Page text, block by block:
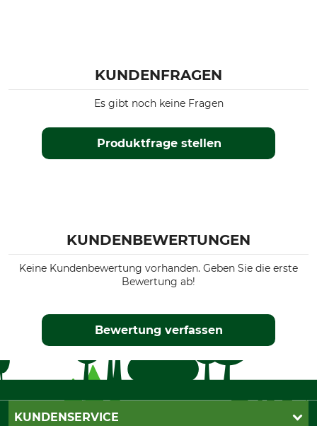
KUNDENFRAGEN
Produktfrage stellen
Es gibt noch keine Fragen
KUNDENBEWERTUNGEN
Keine Kundenbewertung vorhanden. Geben Sie die erste
Bewertung ab!
Bewertung verfassen
KUNDENSERVICE